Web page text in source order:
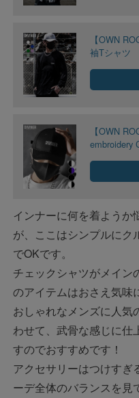
【OWN
袖Tシャツ
【OWN
embroidery
インナーに何を着ようか
が、ここはシンプルにク
でOKです。
チェックシャツがメイン
のアイテムはおさえ気
おしゃれなメンズに人気
わせて、武骨な感じに仕
すのでおすすめです！
アクセサリーはつけすぎ
ーデ全体のバランスを見